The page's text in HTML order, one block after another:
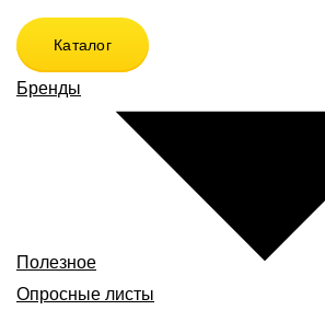
Каталог
Бренды
Полезное
Опросные листы